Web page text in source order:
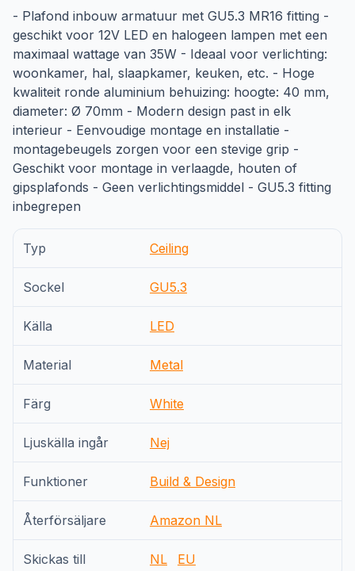
- Plafond inbouw armatuur met GU5.3 MR16 fitting -
geschikt voor 12V LED en halogeen lampen met een
maximaal wattage van 35W - Ideaal voor verlichting:
woonkamer, hal, slaapkamer, keuken, etc. - Hoge
kwaliteit ronde aluminium behuizing: hoogte: 40 mm,
diameter: Ø 70mm - Modern design past in elk
interieur - Eenvoudige montage en installatie -
montagebeugels zorgen voor een stevige grip -
Geschikt voor montage in verlaagde, houten of
gipsplafonds - Geen verlichtingsmiddel - GU5.3 fitting
inbegrepen
Typ Ceiling
Sockel GU5.3
Källa LED
Material Metal
Färg White
Ljuskälla ingår Nej
Funktioner Build & Design
Återförsäljare Amazon NL
Skickas till NL EU